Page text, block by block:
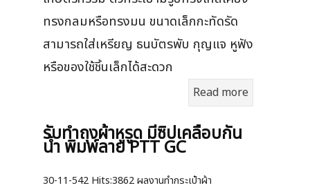
ทรงกลมหรือทรงมน ขนาดเล็กกะทัดรัด
สามารถใส่เหรียญ ธนบัตรพับ กุญแจ หูฟัง
หรือของใช้ชิ้นเล็กได้สะดวก
Read more
รับทำถุงผ้าหูรูด มีซิปเคลือบกัน
น้ำ พิมพ์ลาย PTT GC
30-11-542 Hits:3862 ผลงานทำกระเป๋าผ้า